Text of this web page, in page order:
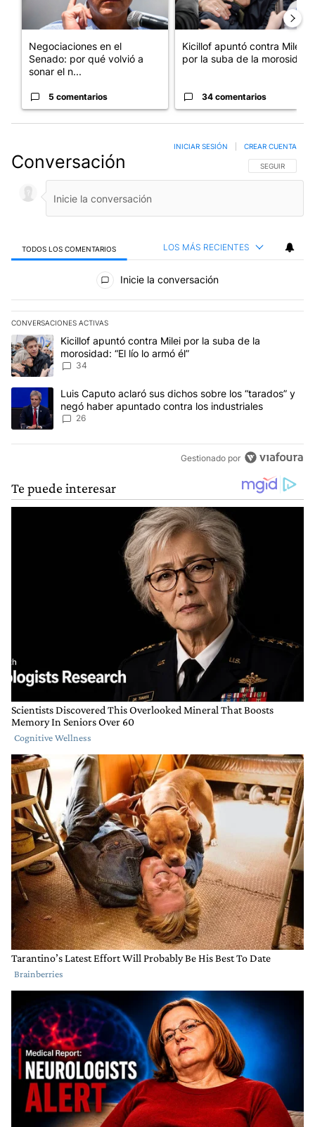
Negociaciones en el
Senado: por qué volvió a
sonar el n...
5 comentarios
Kicillof apuntó contra Milei
por la suba de la morosida...
34 comentarios
Conversación SIGA ESTA
SEGUIR
INICIAR SESIÓN CREAR CUENTA
TODOS LOS COMENTARIOS LOS MÁS RECIENTES
Todos los comentarios
Inicie la conversación
CONVERSACIONES ACTIVAS
Este listado muestra los artículos con más comentarios en los
Un artículo de tendencia con el título "Kicillof apuntó contra Milei
Kicillof apuntó contra Milei por la suba de la
morosidad: “El lío lo armó él”
34
Un artículo de tendencia con el título "Luis Caputo aclaró sus
Luis Caputo aclaró sus dichos sobre los “tarados” y
negó haber apuntado contra los industriales
26
Gestionado por